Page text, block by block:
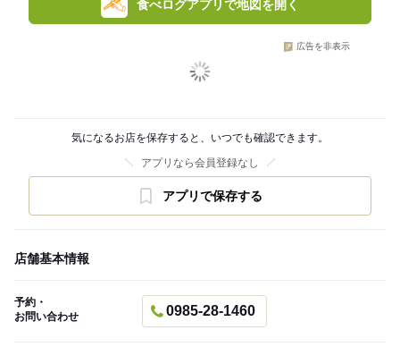
食べログアプリで地図を開く
広告を非表示
気になるお店を保存すると、いつでも確認できます。
アプリなら会員登録なし
アプリで保存する
店舗基本情報
予約・
お問い合わせ
0985-28-1460